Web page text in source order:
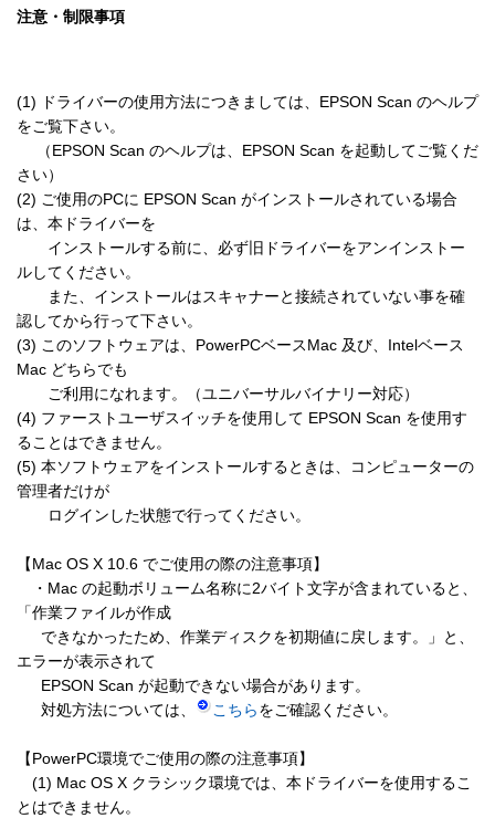
注意・制限事項
(1) ドライバーの使用方法につきましては、EPSON Scan のヘルプ
をご覧下さい。
（EPSON Scan のヘルプは、EPSON Scan を起動してご覧くだ
さい）
(2) ご使用のPCに EPSON Scan がインストールされている場合
は、本ドライバーを
インストールする前に、必ず旧ドライバーをアンインストー
ルしてください。
また、インストールはスキャナーと接続されていない事を確
認してから行って下さい。
(3) このソフトウェアは、PowerPCベースMac 及び、Intelベース
Mac どちらでも
ご利用になれます。（ユニバーサルバイナリー対応）
(4) ファーストユーザスイッチを使用して EPSON Scan を使用す
ることはできません。
(5) 本ソフトウェアをインストールするときは、コンピューターの
管理者だけが
ログインした状態で行ってください。
【Mac OS X 10.6 でご使用の際の注意事項】
・Mac の起動ボリューム名称に2バイト文字が含まれていると、
「作業ファイルが作成
できなかったため、作業ディスクを初期値に戻します。」と、
エラーが表示されて
EPSON Scan が起動できない場合があります。
対処方法については、
こちらをご確認ください。
【PowerPC環境でご使用の際の注意事項】
(1) Mac OS X クラシック環境では、本ドライバーを使用するこ
とはできません。